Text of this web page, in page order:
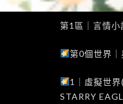
第1區｜言情小
第0個世界
1｜虛擬世
STARRY